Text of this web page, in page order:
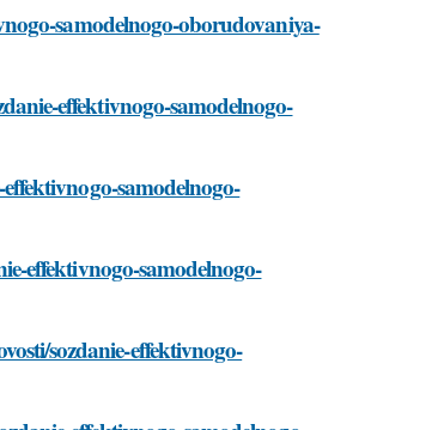
samodelnogo-oborudovaniya-
effektivnogo-samodelnogo-
samodelnogo-
effektivnogo-samodelnogo-
sozdanie-effektivnogo-